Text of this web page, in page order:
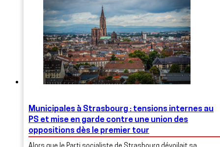
Municipales à Strasbourg : tensions internes au
PS et mise en garde contre une union des
oppositions dès le premier tour